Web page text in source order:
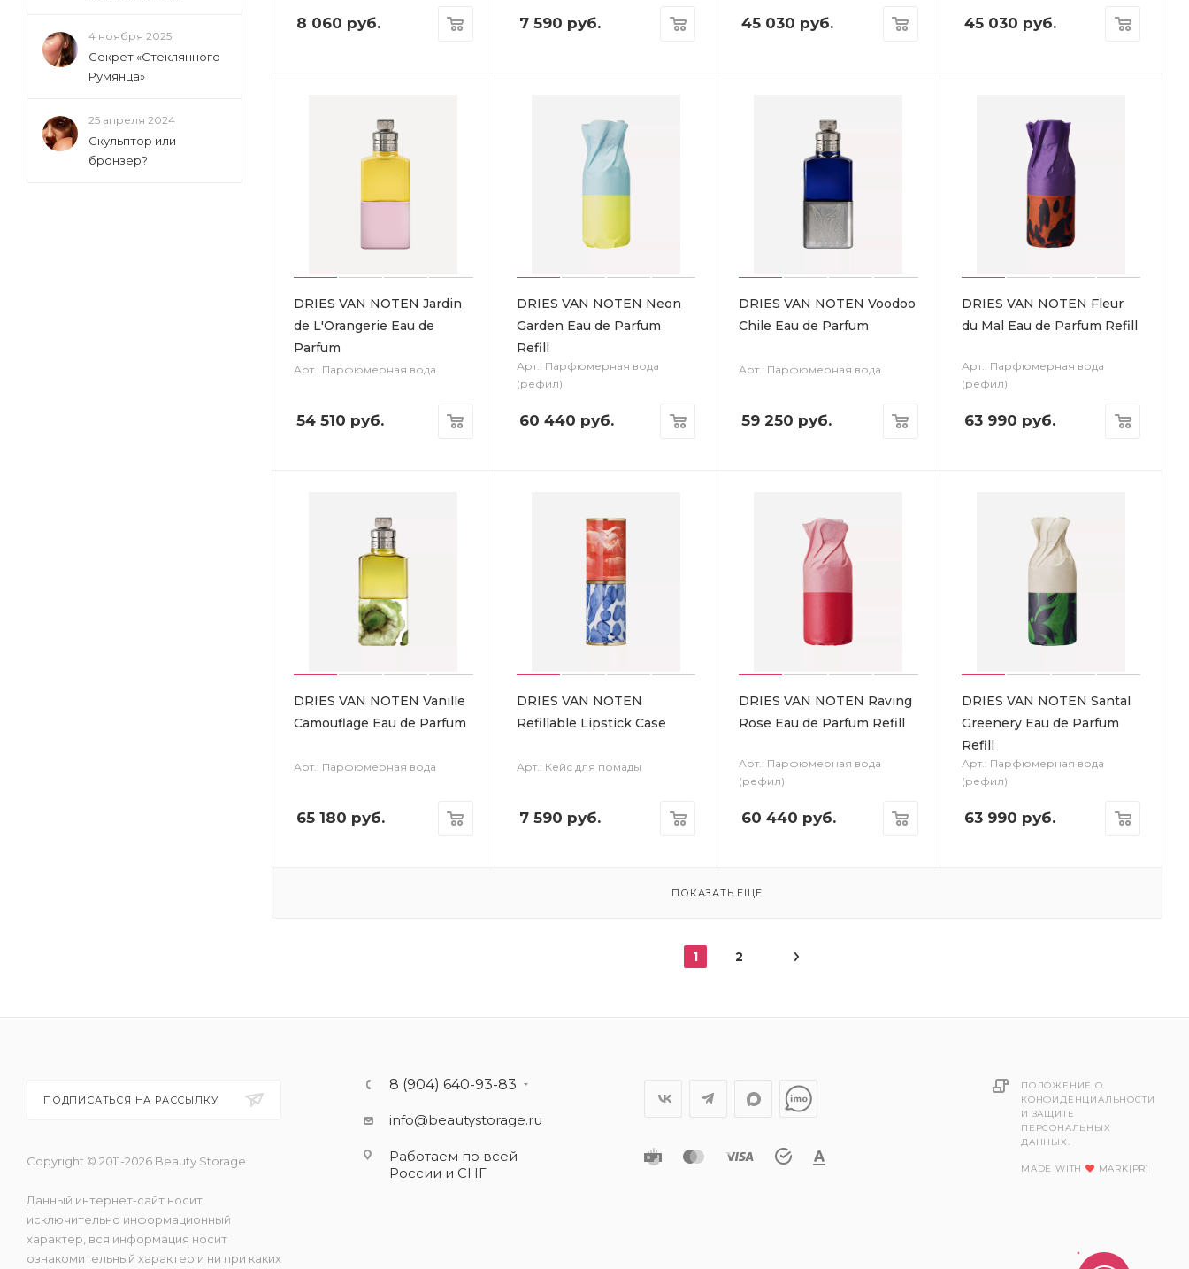
8 060 руб. 7 590 руб. 45 030 руб. 45 030 руб.
DRIES VAN NOTEN Jardin
de L'Orangerie Eau de
Parfum
Арт.: Парфюмерная вода
54 510 руб.
DRIES VAN NOTEN Neon
Garden Eau de Parfum
Refill
Арт.: Парфюмерная вода
(рефил)
60 440 руб.
DRIES VAN NOTEN Voodoo
Chile Eau de Parfum
Арт.: Парфюмерная вода
59 250 руб.
DRIES VAN NOTEN Fleur
du Mal Eau de Parfum Refill
Арт.: Парфюмерная вода
(рефил)
63 990 руб.
DRIES VAN NOTEN Vanille
Camouflage Eau de Parfum
Арт.: Парфюмерная вода
65 180 руб.
DRIES VAN NOTEN
Refillable Lipstick Case
Арт.: Кейс для помады
7 590 руб.
DRIES VAN NOTEN Raving
Rose Eau de Parfum Refill
Арт.: Парфюмерная вода
(рефил)
60 440 руб.
DRIES VAN NOTEN Santal
Greenery Eau de Parfum
Refill
Арт.: Парфюмерная вода
(рефил)
63 990 руб.
ПОКАЗАТЬ ЕЩЕ
1 2
4 ноября 2025
Секрет «Стеклянного
Румянца»
25 апреля 2024
Скульптор или
бронзер?
ПОДПИСАТЬСЯ НА РАССЫЛКУ
Copyright © 2011-2026 Beauty Storage
Данный интернет-сайт носит
исключительно информационный
характер, вся информация носит
ознакомительный характер и ни при каких
8 (904) 640-93-83
info@beautystorage.ru
Работаем по всей
России и СНГ
ПОЛОЖЕНИЕ О
КОНФИДЕНЦИАЛЬНОСТИ
И ЗАЩИТЕ
ПЕРСОНАЛЬНЫХ
ДАННЫХ.
MADE WITH MARK[PR]